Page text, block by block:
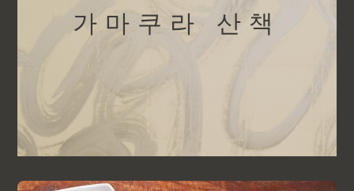
가마쿠라 산책